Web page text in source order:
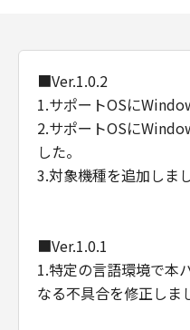
■Ver.1.0.2
1.サポートOSに
2.サポートOSに
した。
3.対象機種を追加しま
■Ver.1.0.1
1.特定の言語環境で本
なる不具合を修正しま